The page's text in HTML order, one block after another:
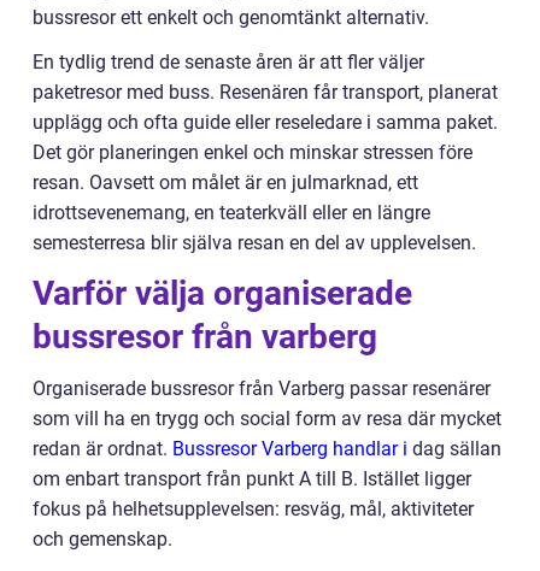
bussresor ett enkelt och genomtänkt alternativ.
En tydlig trend de senaste åren är att fler väljer
paketresor med buss. Resenären får transport, planerat
upplägg och ofta guide eller reseledare i samma paket.
Det gör planeringen enkel och minskar stressen före
resan. Oavsett om målet är en julmarknad, ett
idrottsevenemang, en teaterkväll eller en längre
semesterresa blir själva resan en del av upplevelsen.
Varför välja organiserade
bussresor från varberg
Organiserade bussresor från Varberg passar resenärer
som vill ha en trygg och social form av resa där mycket
redan är ordnat. Bussresor Varberg handlar i dag sällan
om enbart transport från punkt A till B. Istället ligger
fokus på helhetsupplevelsen: resväg, mål, aktiviteter
och gemenskap.